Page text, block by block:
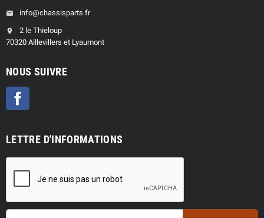
email info@chassisparts.fr
location_on
2 le Thieloup
70320 Aillevillers et Lyaumont
NOUS SUIVRE
LETTRE D'INFORMATIONS